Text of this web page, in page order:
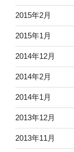
2015年2月
2015年1月
2014年12月
2014年2月
2014年1月
2013年12月
2013年11月